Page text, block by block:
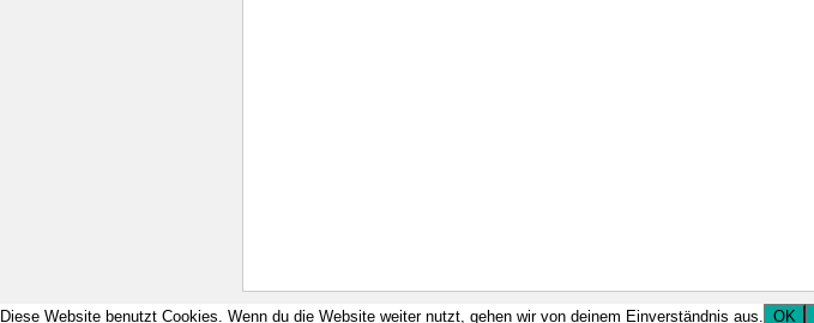
Diese Website benutzt Cookies. Wenn du die Website weiter nutzt, gehen wir von deinem Einverständnis aus. OK